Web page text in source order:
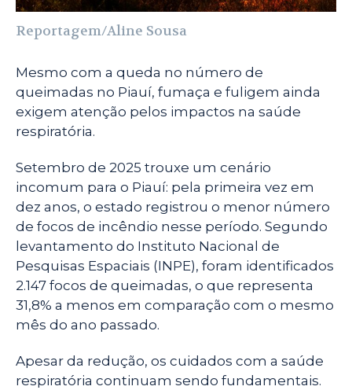
Reportagem/Aline Sousa
Mesmo com a queda no número de
queimadas no Piauí, fumaça e fuligem ainda
exigem atenção pelos impactos na saúde
respiratória.
Setembro de 2025 trouxe um cenário
incomum para o Piauí: pela primeira vez em
dez anos, o estado registrou o menor número
de focos de incêndio nesse período. Segundo
levantamento do Instituto Nacional de
Pesquisas Espaciais (INPE), foram identificados
2.147 focos de queimadas, o que representa
31,8% a menos em comparação com o mesmo
mês do ano passado.
Apesar da redução, os cuidados com a saúde
respiratória continuam sendo fundamentais.